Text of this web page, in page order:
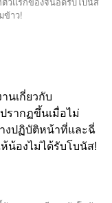
นเกี่ยวกับ
รากฏขึ้นเมื่อไม่
งปฏิบัติหน้าที่และฉี่
น้องไม่ได้รับโบนัส!